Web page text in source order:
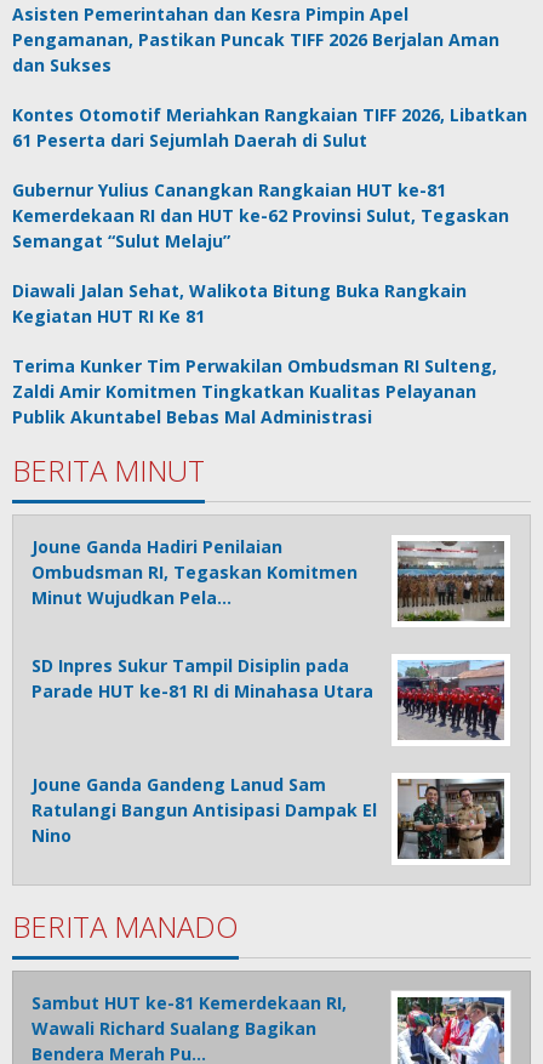
Asisten Pemerintahan dan Kesra Pimpin Apel
Pengamanan, Pastikan Puncak TIFF 2026 Berjalan Aman
dan Sukses
Kontes Otomotif Meriahkan Rangkaian TIFF 2026, Libatkan
61 Peserta dari Sejumlah Daerah di Sulut
Gubernur Yulius Canangkan Rangkaian HUT ke-81
Kemerdekaan RI dan HUT ke-62 Provinsi Sulut, Tegaskan
Semangat “Sulut Melaju”
Diawali Jalan Sehat, Walikota Bitung Buka Rangkain
Kegiatan HUT RI Ke 81
Terima Kunker Tim Perwakilan Ombudsman RI Sulteng,
Zaldi Amir Komitmen Tingkatkan Kualitas Pelayanan
Publik Akuntabel Bebas Mal Administrasi
BERITA MINUT
Joune Ganda Hadiri Penilaian
Ombudsman RI, Tegaskan Komitmen
Minut Wujudkan Pela…
SD Inpres Sukur Tampil Disiplin pada
Parade HUT ke-81 RI di Minahasa Utara
Joune Ganda Gandeng Lanud Sam
Ratulangi Bangun Antisipasi Dampak El
Nino
BERITA MANADO
Sambut HUT ke-81 Kemerdekaan RI,
Wawali Richard Sualang Bagikan
Bendera Merah Pu…